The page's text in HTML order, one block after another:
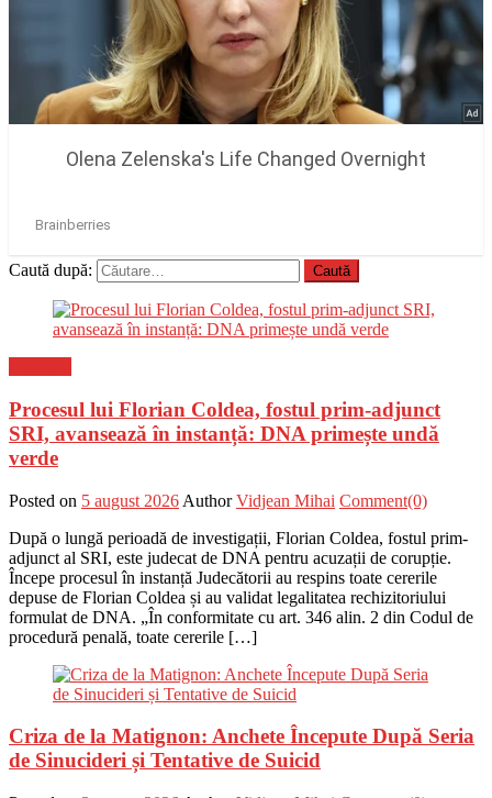
Caută după:
Procesul lui Florian Coldea, fostul prim-adjunct
SRI, avansează în instanță: DNA primește undă
verde
Posted on 5 august 2026 Author Vidjean Mihai Comment(0)
După o lungă perioadă de investigații, Florian Coldea, fostul prim-
adjunct al SRI, este judecat de DNA pentru acuzații de corupție.
Începe procesul în instanță Judecătorii au respins toate cererile
depuse de Florian Coldea și au validat legalitatea rechizitoriului
formulat de DNA. „În conformitate cu art. 346 alin. 2 din Codul de
procedură penală, toate cererile […]
Criza de la Matignon: Anchete Începute După Seria
de Sinucideri și Tentative de Suicid